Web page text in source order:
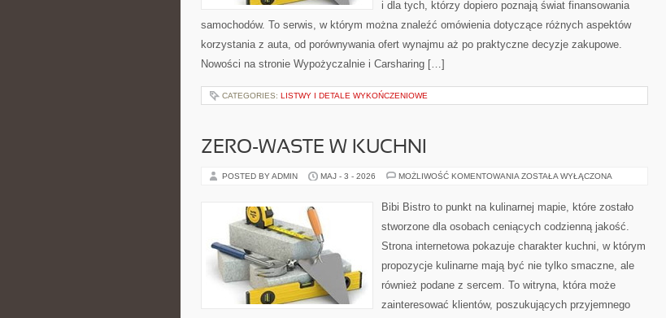
i dla tych, którzy dopiero poznają świat finansowania
samochodów. To serwis, w którym można znaleźć omówienia dotyczące różnych aspektów
korzystania z auta, od porównywania ofert wynajmu aż po praktyczne decyzje zakupowe.
Nowości na stronie Wypożyczalnie i Carsharing […]
CATEGORIES: LISTWY I DETALE WYKOŃCZENIOWE
ZERO-WASTE W KUCHNI
POSTED BY ADMIN MAJ - 3 - 2026 MOŻLIWOŚĆ KOMENTOWANIA ZERO-
KUCHNI
ZOSTAŁA WYŁĄCZONA
Bibi Bistro to punkt na kulinarnej mapie, które zostało
stworzone dla osobach ceniących codzienną jakość.
Strona internetowa pokazuje charakter kuchni, w którym
propozycje kulinarne mają być nie tylko smaczne, ale
również podane z sercem. To witryna, która może
zainteresować klientów, poszukujących przyjemnego